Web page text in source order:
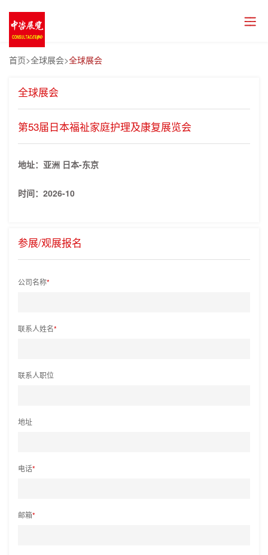
首页>全球展会>全球展会
全球展会
第53届日本福祉家庭护理及康复展览会
地址：亚洲 日本-东京
时间： 2026-10
参展/观展报名
公司名称*
联系人姓名*
联系人职位
地址
电话*
邮箱*